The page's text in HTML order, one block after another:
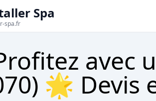
Spa
spa.fr
avec
🌟 Devis